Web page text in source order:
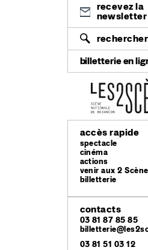
recevez la
newsletter
rechercher
billetterie en
accès rapide
spectacle
cinéma
actions
venir aux 2
billetterie
contacts
03 81 87 85 85
03 81 51 03 12